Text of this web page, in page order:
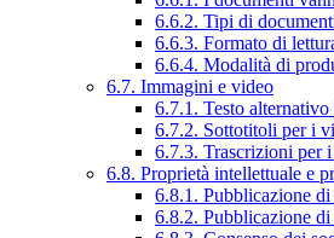
6.6.2. Tipi di
6.6.3. Formato di
6.6.4. Modalità di
6.7. Immagini e video
6.7.1. Testo
6.7.2. Sottotitoli per i
6.7.3. Trascrizioni per
6.8. Proprietà intellettuale e
6.8.1. Pubblicazione
6.8.2. Pubblicazione